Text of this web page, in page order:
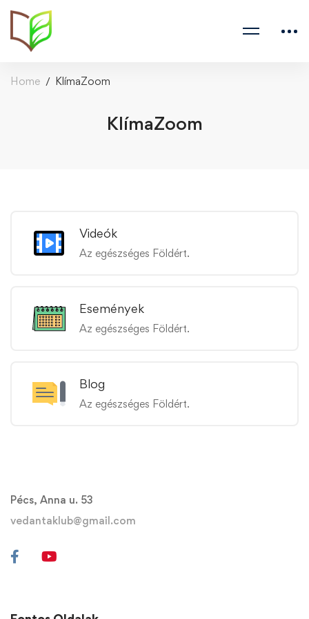
Home KlímaZoom
KlímaZoom
Videók
Az egészséges Földért.
Események
Az egészséges Földért.
Blog
Az egészséges Földért.
Pécs, Anna u. 53
vedantaklub@gmail.com